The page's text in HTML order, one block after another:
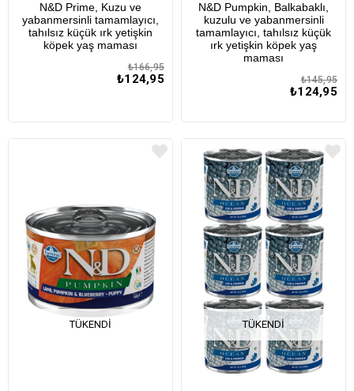
Gr
N&D Prime, Kuzu ve
yabanmersinli tamamlayıcı,
tahılsız küçük ırk yetişkin
köpek yaş maması
₺124,95
₺166,95
Gr
N&D Pumpkin, Balkabaklı,
kuzulu ve yabanmersinli
tamamlayıcı, tahılsız küçük
ırk yetişkin köpek yaş
maması
₺124,95
₺145,95
TÜKENDI TÜKENDI